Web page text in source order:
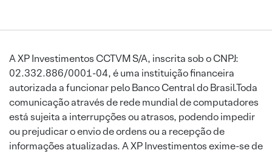
A XP Investimentos CCTVM S/A, inscrita sob o CNPJ:
02.332.886/0001-04, é uma instituição financeira
autorizada a funcionar pelo Banco Central do Brasil.Toda
comunicação através de rede mundial de computadores
está sujeita a interrupções ou atrasos, podendo impedir
ou prejudicar o envio de ordens ou a recepção de
informações atualizadas. A XP Investimentos exime-se de